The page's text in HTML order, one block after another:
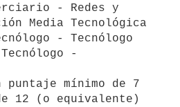
- Redes y
Media Tecnológica
- Tecnólogo
-
puntaje mínimo de 7
12 (o equivalente)